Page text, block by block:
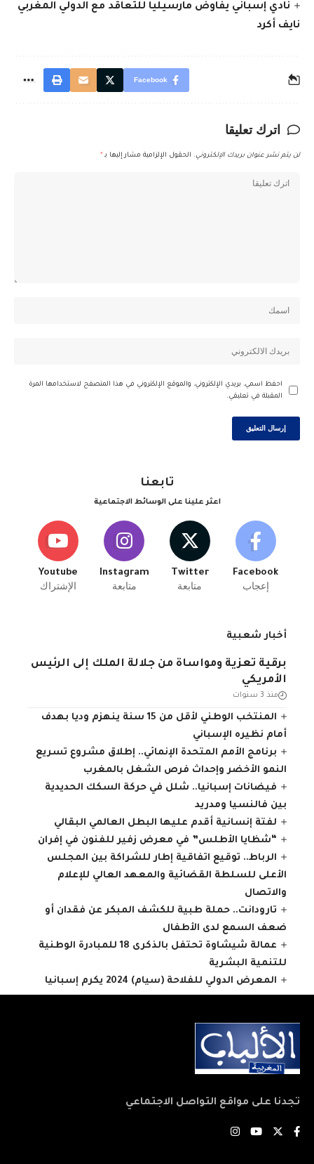
نادي إسباني يفاوض مارسيليا للتعاقد مع الدولي المغربي
نايف أكرد
Facebook
اترك تعليقا
لن يتم نشر عنوان بريدك الإلكتروني. الحقول الإلزامية مشار إليها بـ *
احفظ اسمي، بريدي الإلكتروني، والموقع الإلكتروني في هذا المتصفح لاستخدامها المرة
المقبلة في تعليقي.
تابعنا
اعثر علينا على الوسائط الاجتماعية
Facebook
إعجاب
Twitter
متابعة
Instagram
متابعة
Youtube
الإشتراك
أخبار شعبية
برقية تعزية ومواساة من جلالة الملك إلى الرئيس
الأمريكي
منذ 3 سنوات
المنتخب الوطني لأقل من 15 سنة ينهزم وديا بهدف
أمام نظيره الإسباني
برنامج الأمم المتحدة الإنمائي.. إطلاق مشروع تسريع
النمو الأخضر وإحداث فرص الشغل بالمغرب
فيضانات إسبانيا.. شلل في حركة السكك الحديدية
بين فالنسيا ومدريد
لفتة إنسانية أقدم عليها البطل العالمي البقالي
“شظايا الأطلس” في معرض زفير للفنون في إفران
الرباط.. توقيع اتفاقية إطار للشراكة بين المجلس
الأعلى للسلطة القضائية والمعهد العالي للإعلام
والاتصال
تارودانت.. حملة طبية للكشف المبكر عن فقدان أو
ضعف السمع لدى الأطفال
عمالة شيشاوة تحتفل بالذكرى 18 للمبادرة الوطنية
للتنمية البشرية
المعرض الدولي للفلاحة (سيام) 2024 يكرم إسبانيا
تجدنا على مواقع التواصل الاجتماعي